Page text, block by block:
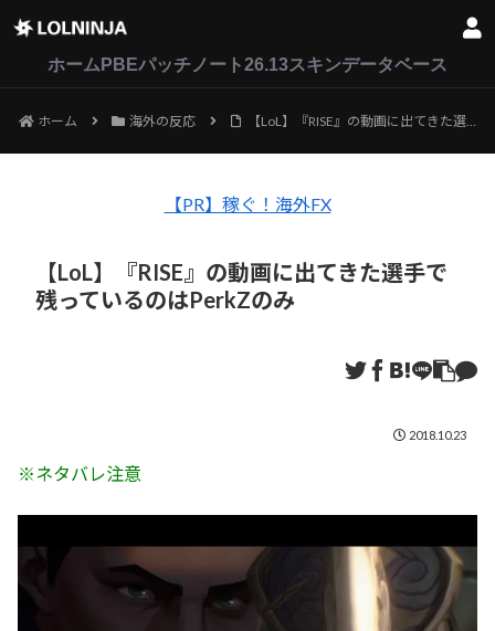
ホーム PBEパッチノート26.13スキンデータベース
ホーム 海外の反応 【LoL】『RISE』の動画に出てきた選手で残っているのはPerkZのみ
【PR】稼ぐ！海外FX
【LoL】『RISE』の動画に出てきた選手で
残っているのはPerkZのみ
2018.10.23
※ネタバレ注意